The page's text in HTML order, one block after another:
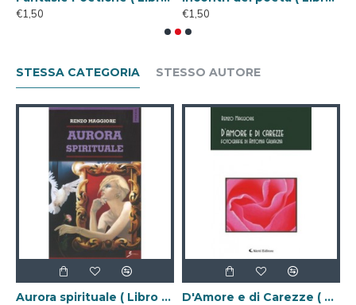
€1,50
€1,50
STESSA CATEGORIA STESSO AUTORE
Aurora spirituale ( Libro Digitale )
D'Amore e di Carezze ( Libro Digitale )